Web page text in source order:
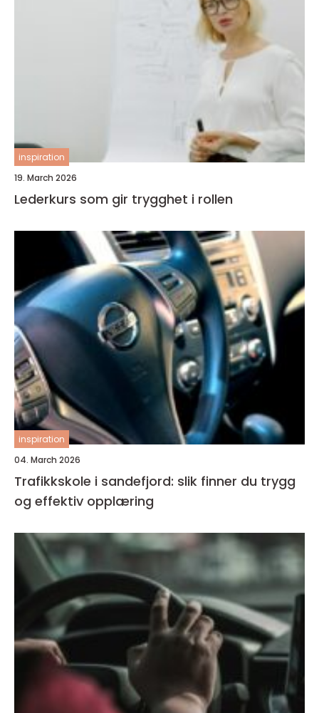
inspiration
19. March 2026
Lederkurs som gir trygghet i rollen
inspiration
04. March 2026
Trafikkskole i sandefjord: slik finner du trygg
og effektiv opplæring